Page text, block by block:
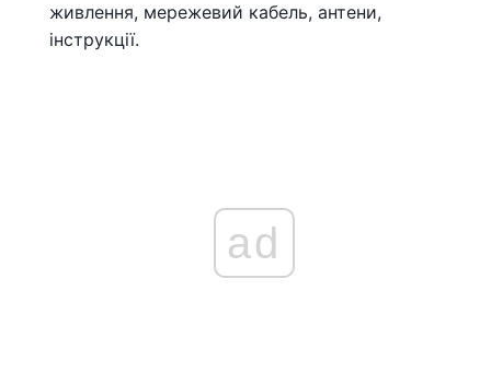
живлення, мережевий кабель, антени,
інструкції.
ad